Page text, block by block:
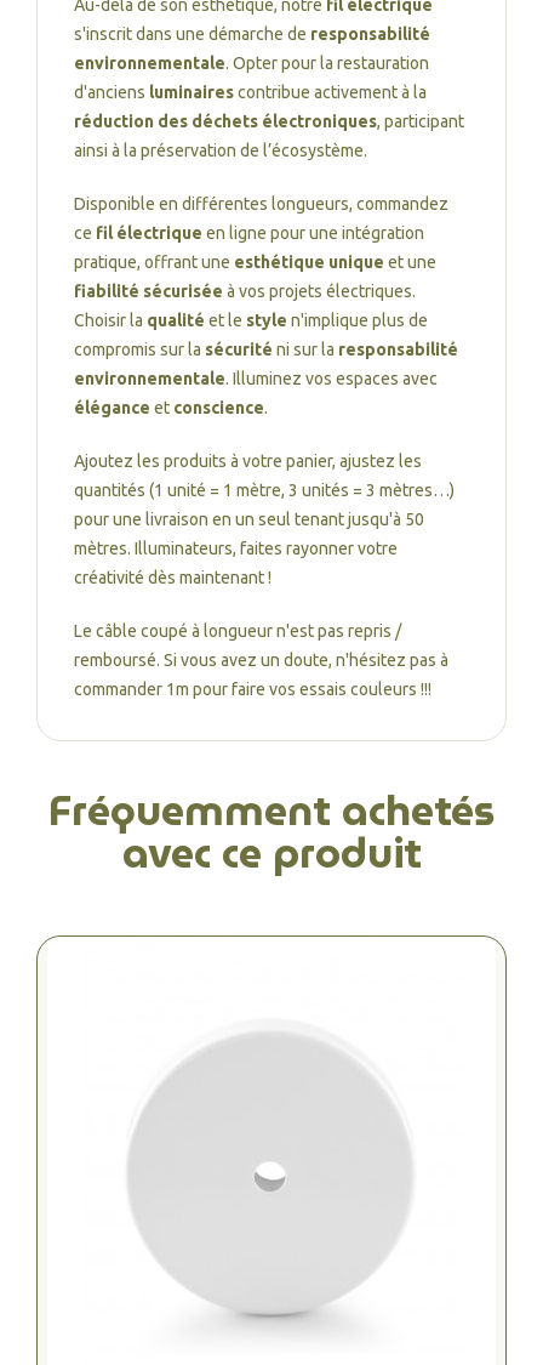
Au-delà de son esthétique, notre fil électrique
s'inscrit dans une démarche de responsabilité
environnementale. Opter pour la restauration
d'anciens luminairescontribue activement à la
réduction des déchets électroniques, participant
ainsi à la préservation de l’écosystème.
Disponible en différentes longueurs, commandez
ce fil électrique en ligne pour une intégration
pratique, offrant une esthétique unique et une
fiabilité sécurisée à vos projets électriques.
Choisir la qualité et le style n'implique plus de
compromis sur la sécurité ni sur la responsabilité
environnementale. Illuminez vos espaces avec
élégance et conscience.
Ajoutez les produits à votre panier, ajustez les
quantités (1 unité = 1 mètre, 3 unités = 3 mètres…)
pour une livraison en un seul tenant jusqu'à 50
mètres. Illuminateurs, faites rayonner votre
créativité dès maintenant !
Le câble coupé à longueur n'est pas repris /
remboursé. Si vous avez un doute, n'hésitez pas à
commander 1m pour faire vos essais couleurs !!!
Fréquemment achetés
avec ce produit